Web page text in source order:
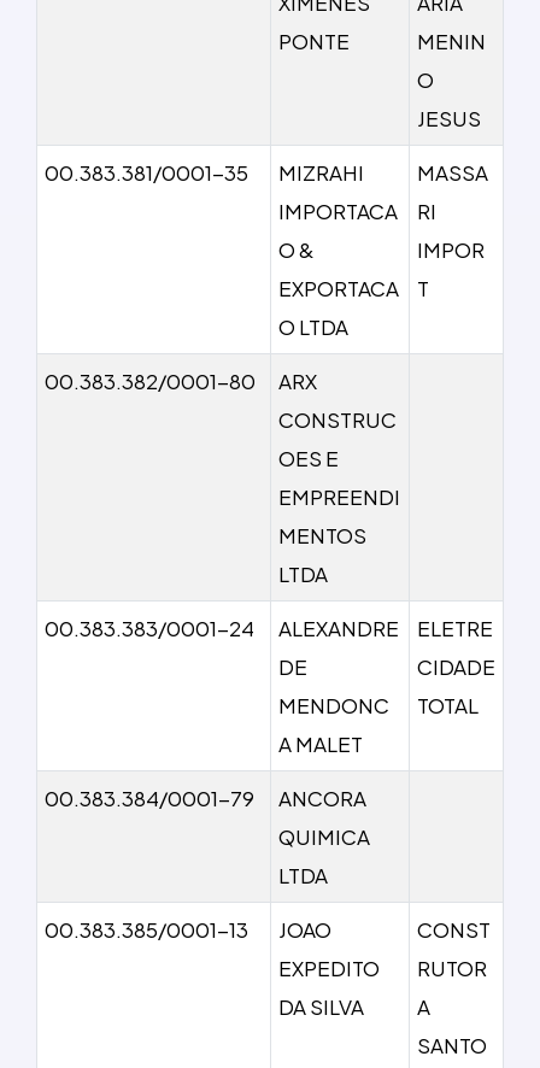
PONTE
MENIN
O
JESUS
00.383.381/0001-35
MIZRAHI
IMPORTACA
O &
EXPORTACA
O LTDA
MASSA
RI
IMPOR
T
00.383.382/0001-80
ARX
CONSTRUC
OES E
EMPREENDI
MENTOS
LTDA
00.383.383/0001-24
ALEXANDRE
DE
MENDONC
A MALET
ELETRE
CIDADE
TOTAL
00.383.384/0001-79
ANCORA
QUIMICA
LTDA
00.383.385/0001-13
JOAO
EXPEDITO
DA SILVA
CONST
RUTOR
A
SANTO